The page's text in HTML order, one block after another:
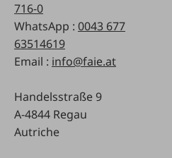
716-0
WhatsApp : 0043 677
63514619
Email : info@faie.at
Handelsstraße 9
A-4844 Regau
Autriche